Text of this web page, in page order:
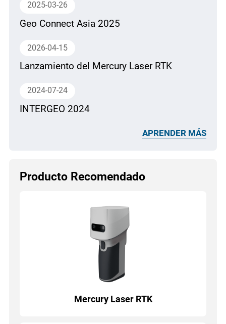
2025-03-26
Geo Connect Asia 2025
2026-04-15
Lanzamiento del Mercury Laser RTK
2024-07-24
INTERGEO 2024
APRENDER MÁS
Producto Recomendado
Mercury Laser RTK